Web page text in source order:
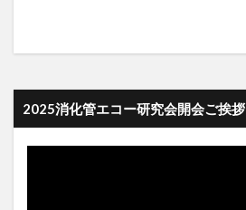
2025消化管エコー研究会開会ご挨拶
動